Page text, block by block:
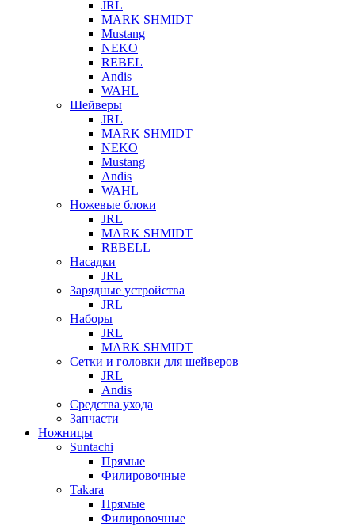
JRL
MARK SHMIDT
Mustang
NEKO
REBEL
Andis
WAHL
Шейверы
JRL
MARK SHMIDT
NEKO
Mustang
Andis
WAHL
Ножевые блоки
JRL
MARK SHMIDT
REBELL
Насадки
JRL
Зарядные устройства
JRL
Наборы
JRL
MARK SHMIDT
Сетки и головки для шейверов
JRL
Andis
Средства ухода
Запчасти
Ножницы
Suntachi
Прямые
Филировочные
Takara
Прямые
Филировочные